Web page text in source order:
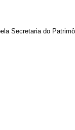
pela Secretaria do